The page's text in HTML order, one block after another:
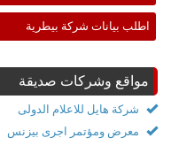
اطلب بيانات شركة بيطرية
مواقع وشركات صديقة
شركة هايل للاعلام الدولى
معرض ومؤتمر اجرى بيزنس